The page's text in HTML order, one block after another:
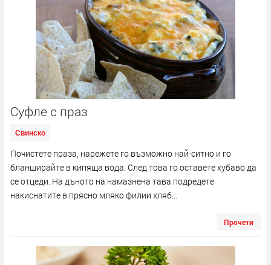
Суфле с праз
Свинско
Почистете праза, нарежете го възможно най-ситно и го
бланширайте в кипяща вода. След това го оставете хубаво да
се отцеди. На дъното на намазнена тава подредете
накиснатите в прясно мляко филии хляб...
Прочети